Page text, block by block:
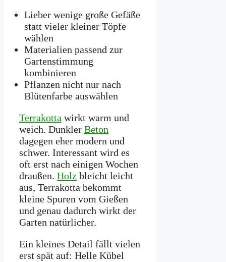
Lieber wenige große Gefäße
statt vieler kleiner Töpfe
wählen
Materialien passend zur
Gartenstimmung
kombinieren
Pflanzen nicht nur nach
Blütenfarbe auswählen
Terrakotta wirkt warm und
weich. Dunkler Beton
dagegen eher modern und
schwer. Interessant wird es
oft erst nach einigen Wochen
draußen. Holz bleicht leicht
aus, Terrakotta bekommt
kleine Spuren vom Gießen
und genau dadurch wirkt der
Garten natürlicher.
Ein kleines Detail fällt vielen
erst spät auf: Helle Kübel